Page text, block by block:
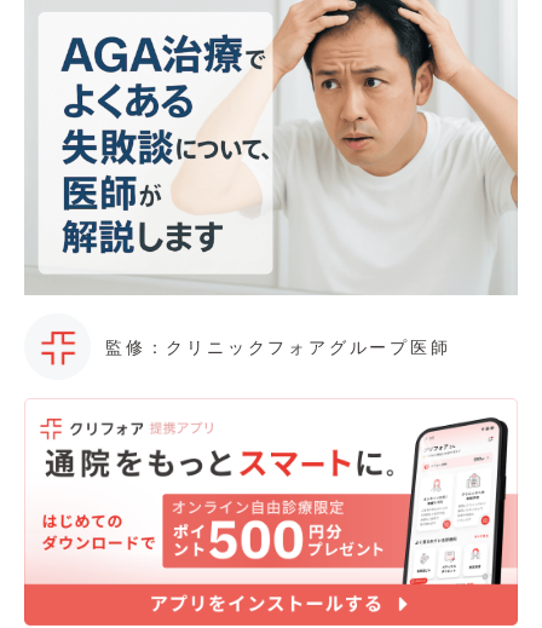
監修：クリニックフォアグループ医師